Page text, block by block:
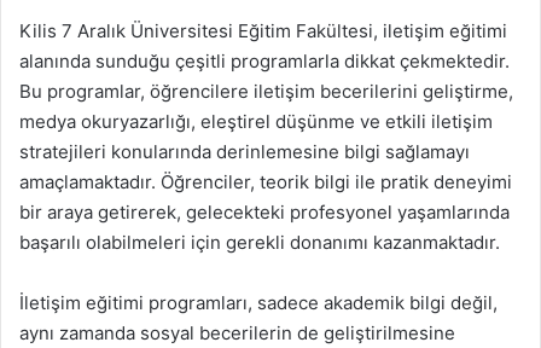
Kilis 7 Aralık Üniversitesi Eğitim Fakültesi, iletişim eğitimi
alanında sunduğu çeşitli programlarla dikkat çekmektedir.
Bu programlar, öğrencilere iletişim becerilerini geliştirme,
medya okuryazarlığı, eleştirel düşünme ve etkili iletişim
stratejileri konularında derinlemesine bilgi sağlamayı
amaçlamaktadır. Öğrenciler, teorik bilgi ile pratik deneyimi
bir araya getirerek, gelecekteki profesyonel yaşamlarında
başarılı olabilmeleri için gerekli donanımı kazanmaktadır.
İletişim eğitimi programları, sadece akademik bilgi değil,
aynı zamanda sosyal becerilerin de geliştirilmesine